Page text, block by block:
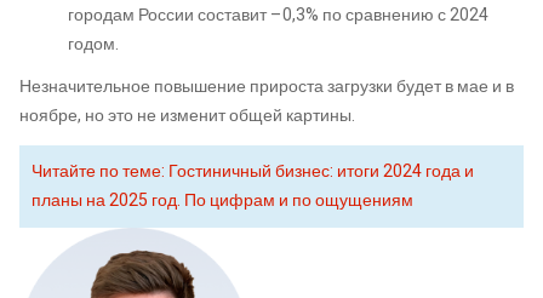
городам России составит –0,3% по сравнению с 2024
годом.
Незначительное повышение прироста загрузки будет в мае и в
ноябре, но это не изменит общей картины.
Читайте по теме: Гостиничный бизнес: итоги 2024 года и
планы на 2025 год. По цифрам и по ощущениям